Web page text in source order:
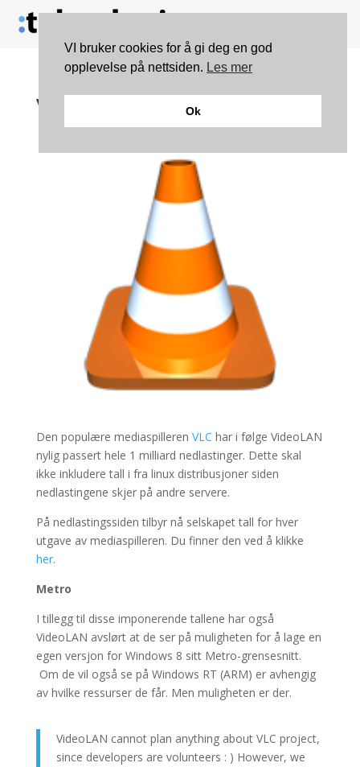
VLC passerer 1 milliard
nedlastinger
Den populære mediaspilleren VLC har i følge VideoLAN
nylig passert hele 1 milliard nedlastinger. Dette skal
ikke inkludere tall i fra linux distribusjoner siden
nedlastingene skjer på andre servere.
På nedlastingssiden tilbyr nå selskapet tall for hver
utgave av mediaspilleren. Du finner den ved å klikke
her.
Metro
I tillegg til disse imponerende tallene har også
VideoLAN avslørt at de ser på muligheten for å lage en
egen versjon for Windows 8 sitt Metro-grensesnitt.
Om de vil også se på Windows RT (ARM) er avhengig
av hvilke ressurser de får. Men muligheten er der.
VideoLAN cannot plan anything about VLC project,
since developers are volunteers : ) However, we
VI bruker cookies for å gi deg en god
opplevelse på nettsiden. Les mer
Ok